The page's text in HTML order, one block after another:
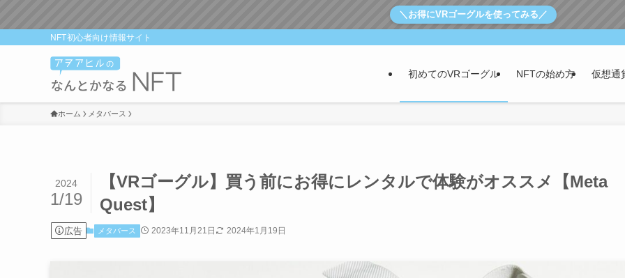
＼お得にVRゴーグルを使ってみる／
NFT初心者向け情報サイト
初めてのVRゴーグル NFTの始め方 仮想通
ホーム メタバース
【VRゴーグル】買う前にお得にレンタルで体験がオススメ【Meta
Quest】
2024
1/19
広告 メタバース 2023年11月21日 2024年1月19日